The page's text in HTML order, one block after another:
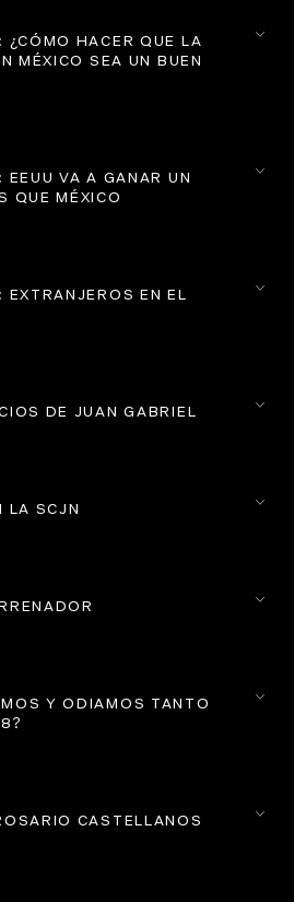
¿CÓMO HACER QUE LA
MÉXICO SEA UN BUEN
VA A GANAR UN
QUE MÉXICO
EN EL
DE JUAN GABRIEL
LA SCJN
Y ODIAMOS TANTO
CASTELLANOS